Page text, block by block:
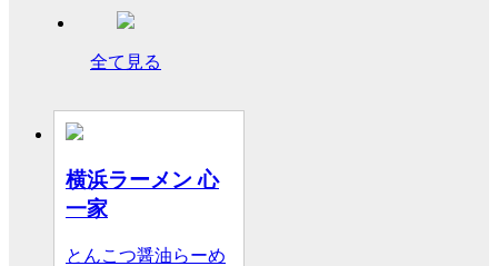
全て見る
横浜ラーメン 心
一家
とんこつ醤油らーめ